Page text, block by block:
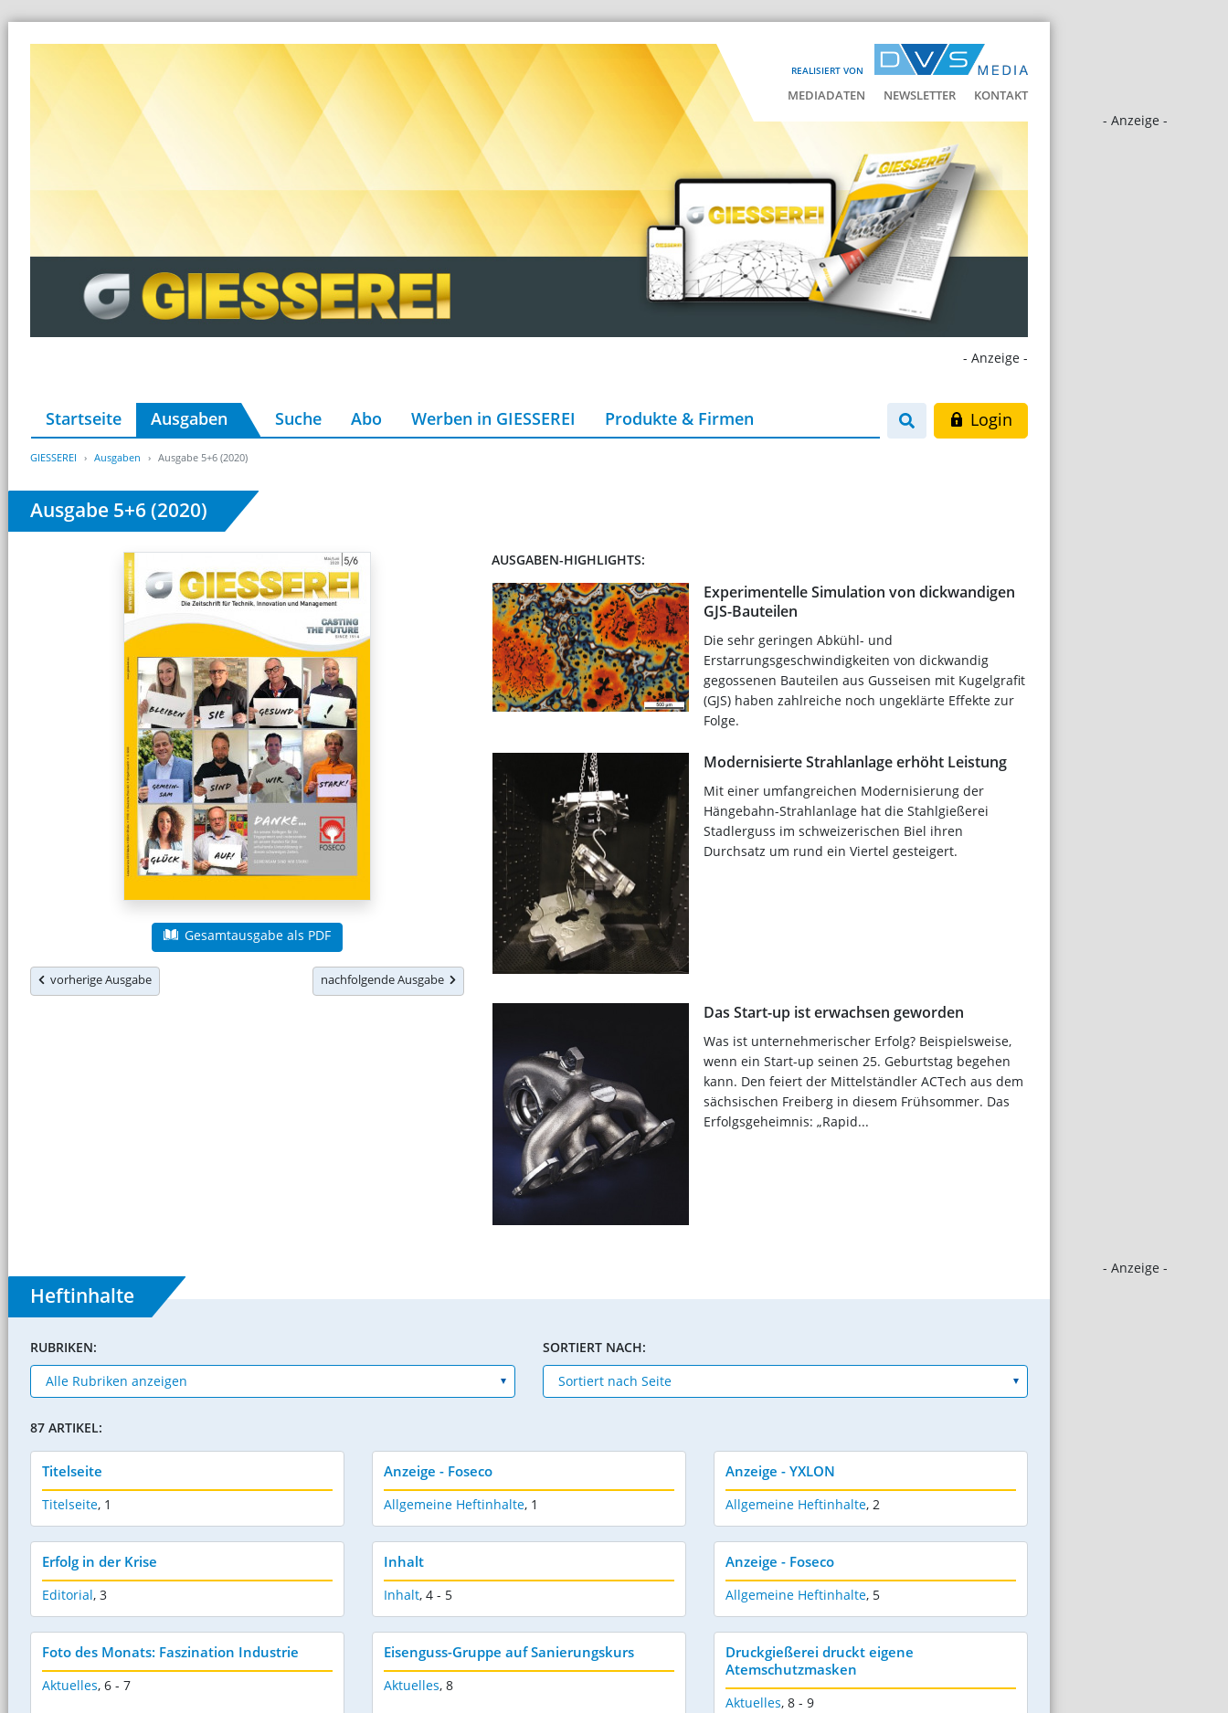
REALISIERT VON
MEDIADATEN NEWSLETTER KONTAKT
- Anzeige -
- Anzeige -
- Anzeige -
Startseite Ausgaben Suche Abo Werben in GIESSEREI Produkte & Firmen Login
GIESSEREI Ausgaben Ausgabe 5+6 (2020)
Ausgabe 5+6 (2020)
Gesamtausgabe als PDF
vorherige Ausgabe nachfolgende Ausgabe
AUSGABEN-HIGHLIGHTS:
Experimentelle Simulation von dickwandigen
GJS-Bauteilen
Die sehr geringen Abkühl- und
Erstarrungsgeschwindigkeiten von dickwandig
gegossenen Bauteilen aus Gusseisen mit Kugelgrafit
(GJS) haben zahlreiche noch ungeklärte Effekte zur
Folge.
Modernisierte Strahlanlage erhöht Leistung
Mit einer umfangreichen Modernisierung der
Hängebahn-Strahlanlage hat die Stahlgießerei
Stadlerguss im schweizerischen Biel ihren
Durchsatz um rund ein Viertel gesteigert.
Das Start-up ist erwachsen geworden
Was ist unternehmerischer Erfolg? Beispielsweise,
wenn ein Start-up seinen 25. Geburtstag begehen
kann. Den feiert der Mittelständler ACTech aus dem
sächsischen Freiberg in diesem Frühsommer. Das
Erfolgsgeheimnis: „Rapid...
Heftinhalte
RUBRIKEN: SORTIERT NACH:
87 ARTIKEL:
Titelseite
Titelseite, 1
Anzeige - Foseco
Allgemeine Heftinhalte, 1
Anzeige - YXLON
Allgemeine Heftinhalte, 2
Erfolg in der Krise
Editorial, 3
Inhalt
Inhalt, 4 - 5
Anzeige - Foseco
Allgemeine Heftinhalte, 5
Foto des Monats: Faszination Industrie
Aktuelles, 6 - 7
Eisenguss-Gruppe auf Sanierungskurs
Aktuelles, 8
Druckgießerei druckt eigene
Atemschutzmasken
Aktuelles, 8 - 9